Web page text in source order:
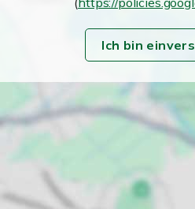
Ich bin